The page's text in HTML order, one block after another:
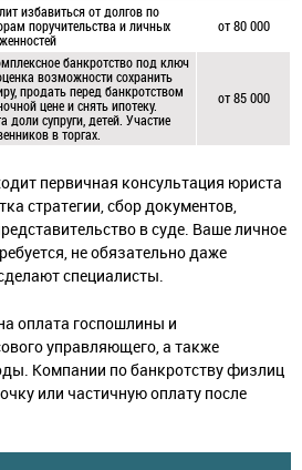
избавиться от долгов по
поручительства и личных
от 80 000
банкротство под ключ
возможности сохранить
продать перед банкротством
цене и снять ипотеку.
доли супруги, детей. Участие
в торгах.
от 85 000
первичная консультация юриста
стратегии, сбор документов,
в суде. Ваше личное
не обязательно даже
специалисты.
оплата госпошлины и
управляющего, а также
Компании по банкротству физлиц
или частичную оплату после